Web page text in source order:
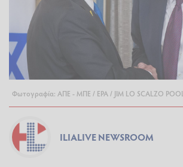
Φωτογραφία: ΑΠΕ - ΜΠΕ / EPA / JIM LO SCALZO POOL
ILIALIVE NEWSROOM